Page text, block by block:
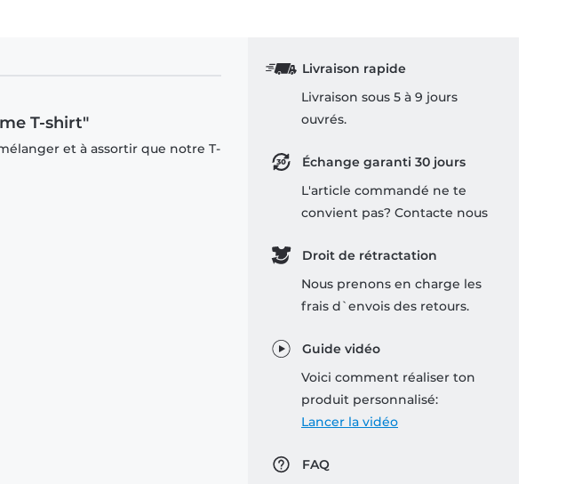
T-shirt"
et à assortir que notre T-
Livraison rapide
Livraison sous 5 à 9 jours
ouvrés.
Échange garanti 30 jours
L'article commandé ne te
convient pas? Contacte nous
Droit de rétractation
Nous prenons en charge les
frais d`envois des retours.
Guide vidéo
Voici comment réaliser ton
produit personnalisé:
Lancer la vidéo
FAQ